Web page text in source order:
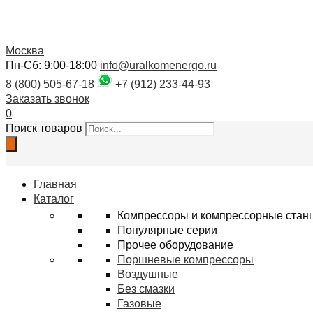
Москва
Пн-Сб: 9:00-18:00 info@uralkomenergo.ru
8 (800) 505-67-18
+7 (912) 233-44-93
Заказать звонок
0
Поиск товаров
Главная
Каталог
Компрессоры и компрессорные
Популярные серии
Прочее оборудование
Поршневые компрессоры
Воздушные
Без смазки
Газовые